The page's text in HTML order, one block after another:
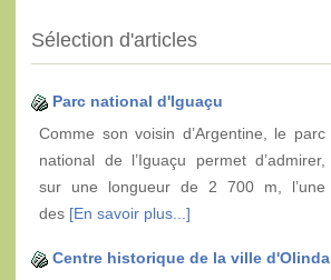
Sélection d'articles
Parc national d'Iguaçu
Comme son voisin d’Argentine, le parc
national de l’Iguaçu permet d’admirer,
sur une longueur de 2 700 m, l’une
des [En savoir plus...]
Centre historique de la ville d'Olinda